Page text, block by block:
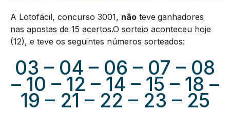
A Lotofácil, concurso 3001, não teve ganhadores
nas apostas de 15 acertos.O sorteio aconteceu hoje
(12), e teve os seguintes números sorteados:
03 – 04 – 06 – 07 – 08
– 10 – 12 – 14 – 15 – 18 –
19 – 21 – 22 – 23 – 25